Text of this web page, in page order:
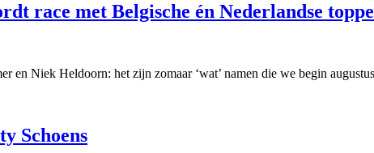
race met Belgische én Nederlandse
en Niek Heldoorn: het zijn zomaar ‘wat’ namen die we begin
Schoens